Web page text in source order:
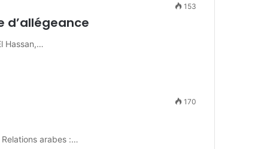
153
d’allégeance
Hassan,…
170
arabes :…